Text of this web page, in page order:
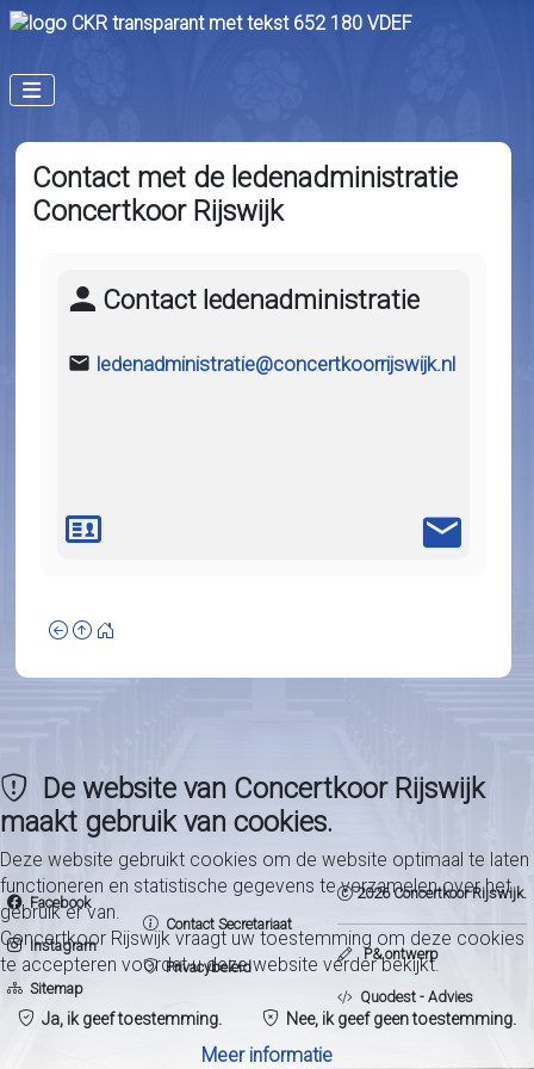
Contact met de ledenadministratie
Concertkoor Rijswijk
Contact ledenadministratie
ledenadministratie@concertkoorrijswijk.nl
Facebook
Instagram
Sitemap
Contact Secretariaat
Privacybeleid
2026 Concertkoor Rijswijk.
P& ontwerp
Quodest - Advies
De website van Concertkoor Rijswijk
maakt gebruik van cookies.
Deze website gebruikt cookies om de website optimaal te laten
functioneren en statistische gegevens te verzamelen over het
gebruik er van.
Concertkoor Rijswijk vraagt uw toestemming om deze cookies
te accepteren voordat u deze website verder bekijkt.
Ja, ik geef toestemming. Nee, ik geef geen toestemming.
Meer informatie